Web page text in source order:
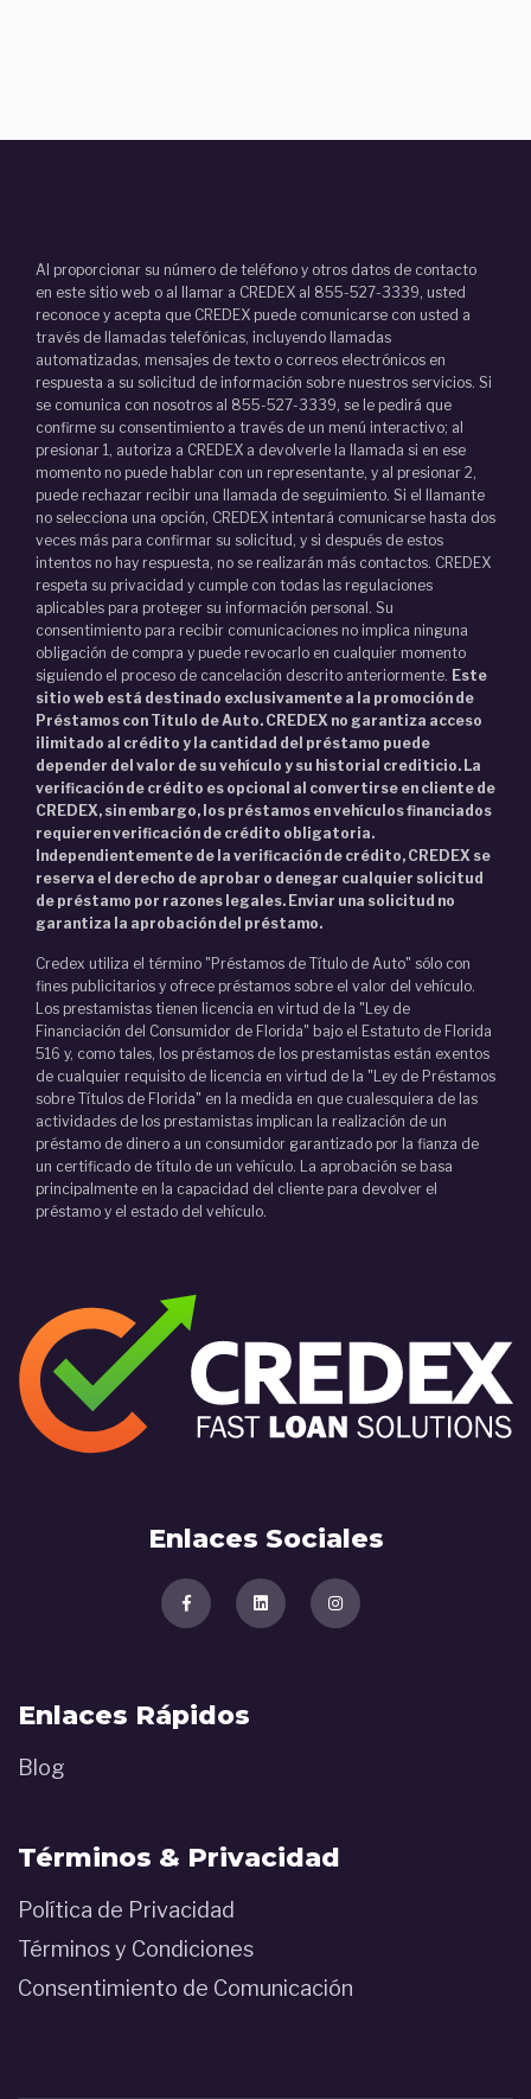
Al proporcionar su número de teléfono y otros datos de contacto
en este sitio web o al llamar a CREDEX al 855-527-3339, usted
reconoce y acepta que CREDEX puede comunicarse con usted a
través de llamadas telefónicas, incluyendo llamadas
automatizadas, mensajes de texto o correos electrónicos en
respuesta a su solicitud de información sobre nuestros servicios. Si
se comunica con nosotros al 855-527-3339, se le pedirá que
confirme su consentimiento a través de un menú interactivo; al
presionar 1, autoriza a CREDEX a devolverle la llamada si en ese
momento no puede hablar con un representante, y al presionar 2,
puede rechazar recibir una llamada de seguimiento. Si el llamante
no selecciona una opción, CREDEX intentará comunicarse hasta dos
veces más para confirmar su solicitud, y si después de estos
intentos no hay respuesta, no se realizarán más contactos. CREDEX
respeta su privacidad y cumple con todas las regulaciones
aplicables para proteger su información personal. Su
consentimiento para recibir comunicaciones no implica ninguna
obligación de compra y puede revocarlo en cualquier momento
siguiendo el proceso de cancelación descrito anteriormente. Este
sitio web está destinado exclusivamente a la promoción de
Préstamos con Título de Auto. CREDEX no garantiza acceso
ilimitado al crédito y la cantidad del préstamo puede
depender del valor de su vehículo y su historial crediticio. La
verificación de crédito es opcional al convertirse en cliente de
CREDEX, sin embargo, los préstamos en vehículos financiados
requieren verificación de crédito obligatoria.
Independientemente de la verificación de crédito, CREDEX se
reserva el derecho de aprobar o denegar cualquier solicitud
de préstamo por razones legales. Enviar una solicitud no
garantiza la aprobación del préstamo.
Credex utiliza el término "Préstamos de Título de Auto" sólo con
fines publicitarios y ofrece préstamos sobre el valor del vehículo.
Los prestamistas tienen licencia en virtud de la "Ley de
Financiación del Consumidor de Florida" bajo el Estatuto de Florida
516 y, como tales, los préstamos de los prestamistas están exentos
de cualquier requisito de licencia en virtud de la "Ley de Préstamos
sobre Títulos de Florida" en la medida en que cualesquiera de las
actividades de los prestamistas implican la realización de un
préstamo de dinero a un consumidor garantizado por la fianza de
un certificado de título de un vehículo. La aprobación se basa
principalmente en la capacidad del cliente para devolver el
préstamo y el estado del vehículo.
Enlaces Sociales
Enlaces Rápidos
Blog
Términos & Privacidad
Política de Privacidad
Términos y Condiciones
Consentimiento de Comunicación